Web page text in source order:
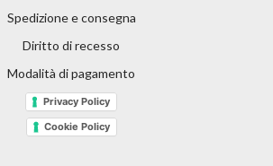
Spedizione e consegna
Diritto di recesso
Modalità di pagamento
Privacy Policy
Cookie Policy